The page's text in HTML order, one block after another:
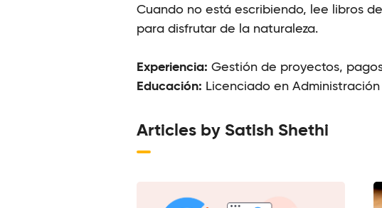
Cuando no está escribiendo, lee libros
para disfrutar de la naturaleza.
Experiencia: Gestión de proyectos,
Educación: Licenciado en
Articles by Satish Shethi